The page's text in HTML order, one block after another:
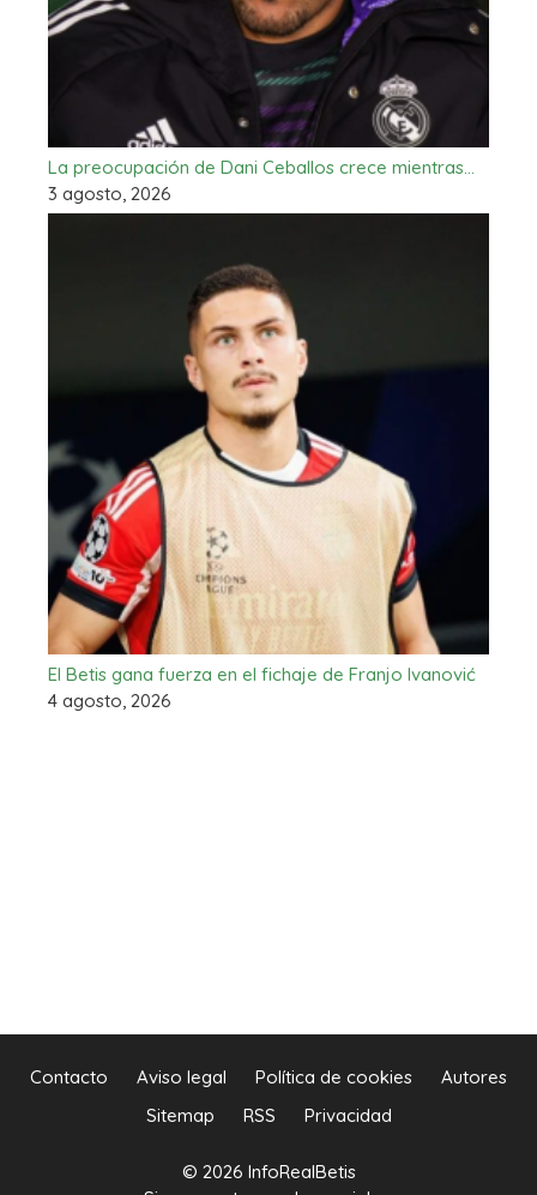
La preocupación de Dani Ceballos crece mientras…
3 agosto, 2026
El Betis gana fuerza en el fichaje de Franjo Ivanović
4 agosto, 2026
Contacto Aviso legal Política de cookies
Autores
Sitemap
RSS Privacidad
© 2026 InfoRealBetis